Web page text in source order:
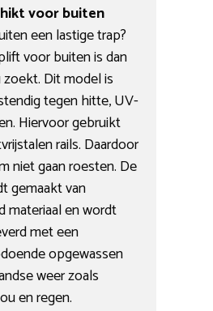
voor buiten
een lastige trap?
voor buiten is dan
Dit model is
tegen hitte, UV-
Hiervoor gebruikt
rails. Daardoor
niet gaan roesten. De
gemaakt van
materiaal en wordt
met een
opgewassen
weer zoals
en regen.